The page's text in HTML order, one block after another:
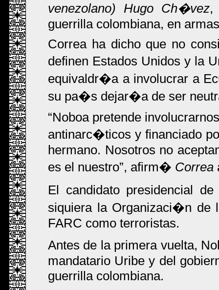
venezolano) Hugo Ch�vez,
guerrilla colombiana, en
Correa ha dicho que no
definen Estados Unidos y la
equivaldr�a a involucrar a
su pa�s dejar�a de ser
Noboa pretende
antinarc�ticos y financiado
hermano. Nosotros no
es el nuestro , afirm� Correa
El candidato presidencial
siquiera la Organizaci�n de
FARC como terroristas.
Antes de la primera vuelta,
mandatario Uribe y del
guerrilla colombiana.